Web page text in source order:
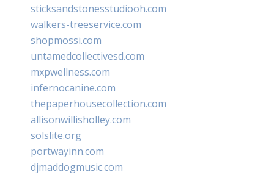
sticksandstonesstudiooh.com
walkers-treeservice.com
shopmossi.com
untamedcollectivesd.com
mxpwellness.com
infernocanine.com
thepaperhousecollection.com
allisonwillisholley.com
solslite.org
portwayinn.com
djmaddogmusic.com